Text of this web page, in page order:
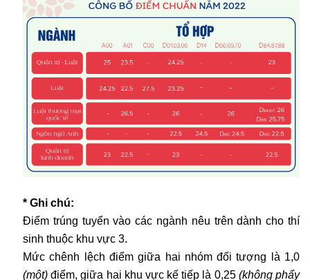
* Ghi chú:
Điểm trúng tuyển vào các ngành nêu trên dành cho thí
sinh thuộc khu vực 3.
Mức chênh lệch điểm giữa hai nhóm đối tượng là 1,0
(một) điểm, giữa hai khu vực kế tiếp là 0,25 (không phẩy